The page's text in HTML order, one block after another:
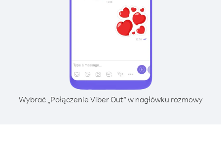
Wybrać „Połączenie Viber Out” w nagłówku rozmowy